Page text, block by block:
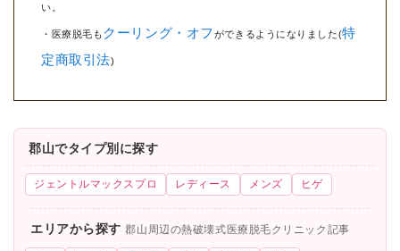
い。
・医療脱毛も クーリング・オフ ができるようになりました(特
定商取引法)
郡山でタイプ別に探す
ジェントルマックスプロ レディース メンズ ヒゲ
エリアから探す郡山周辺の熱破壊式医療脱毛クリニック記事